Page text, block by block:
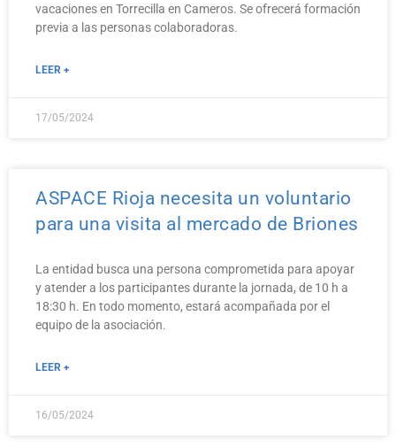
vacaciones en Torrecilla en Cameros. Se ofrecerá formación
previa a las personas colaboradoras.
LEER +
17/05/2024
ASPACE Rioja necesita un voluntario
para una visita al mercado de Briones
La entidad busca una persona comprometida para apoyar
y atender a los participantes durante la jornada, de 10 h a
18:30 h. En todo momento, estará acompañada por el
equipo de la asociación.
LEER +
16/05/2024